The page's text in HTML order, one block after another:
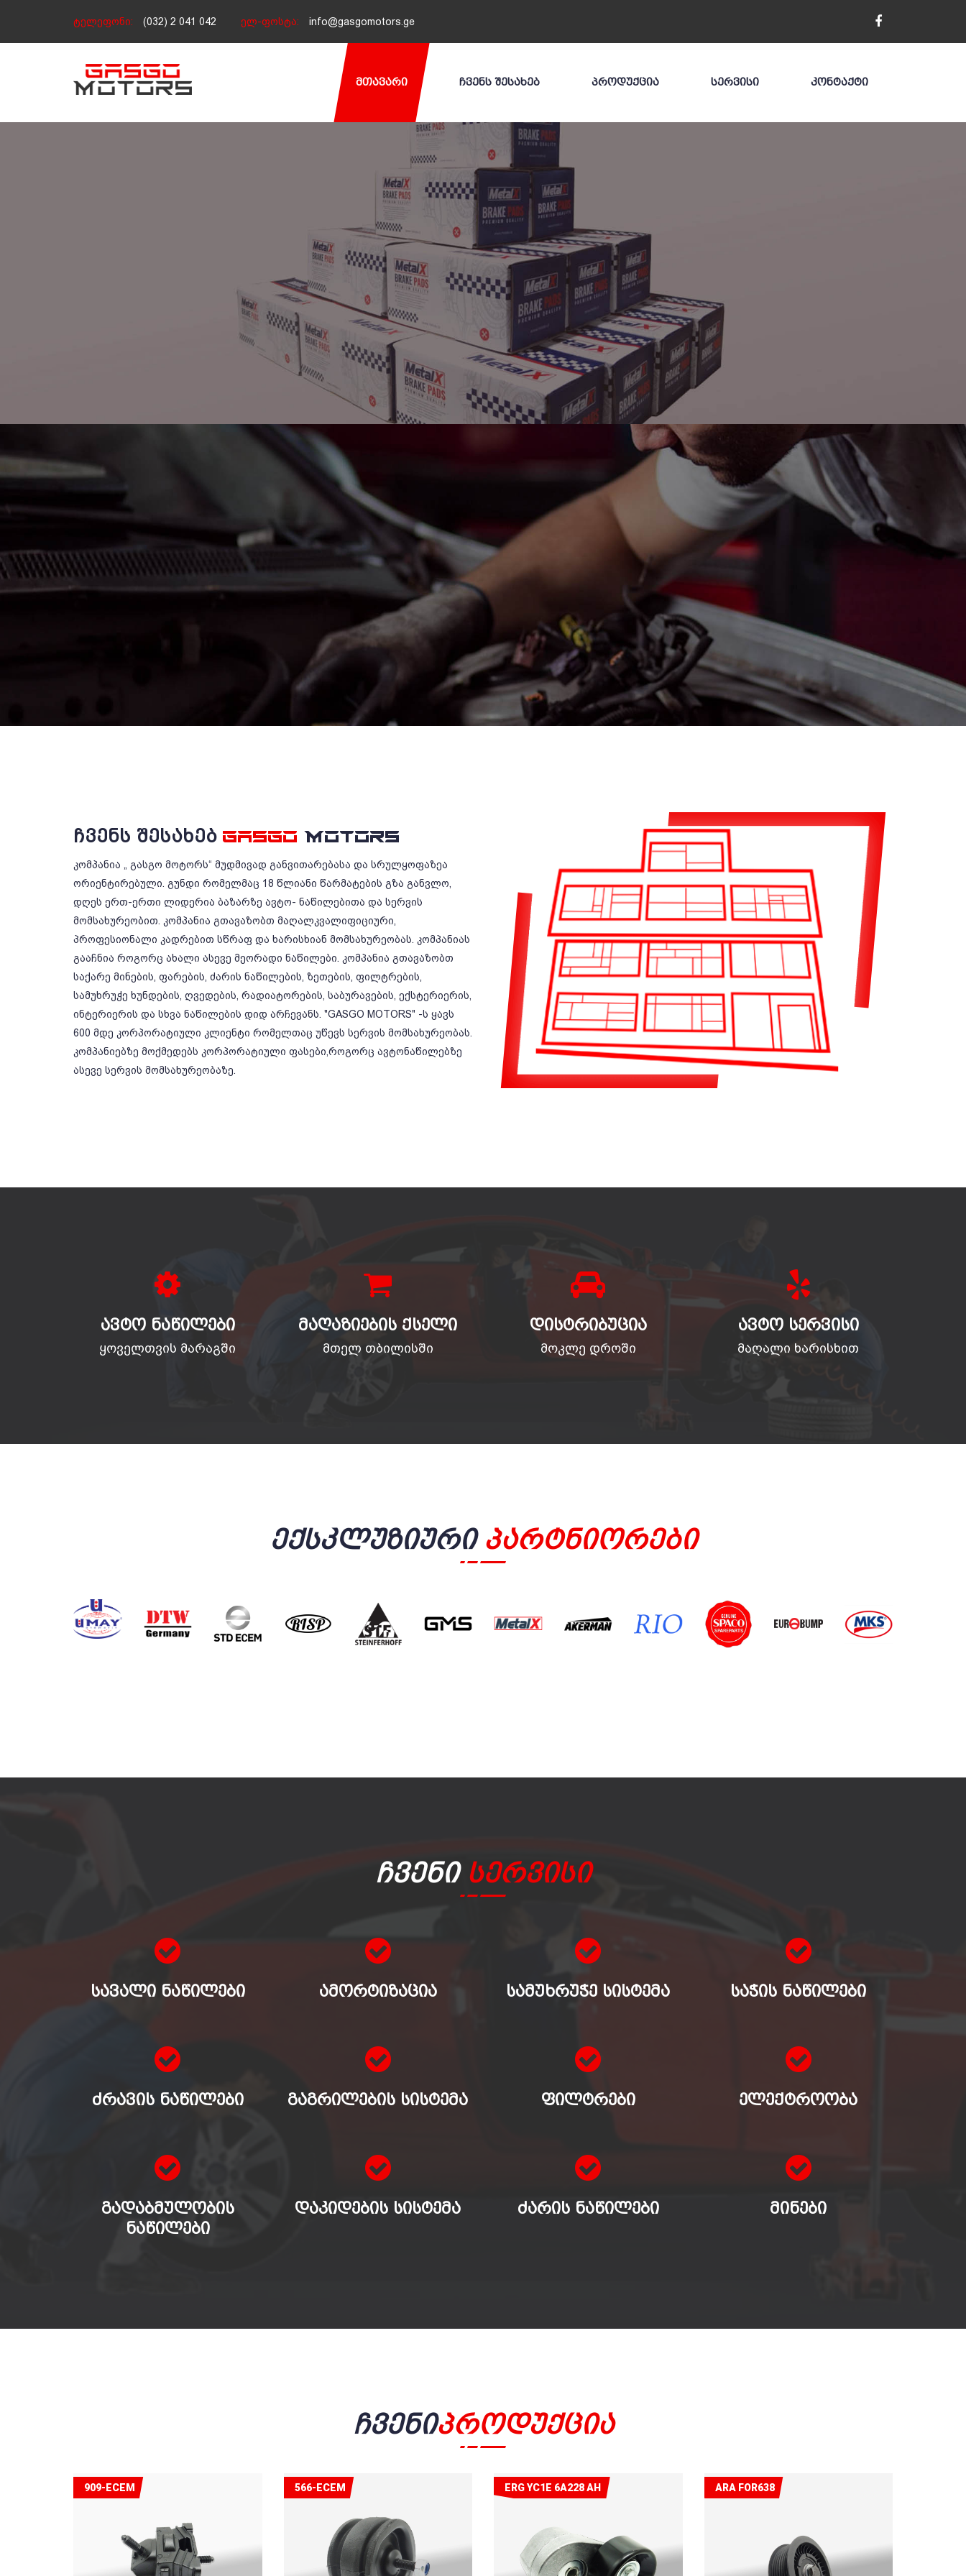
ტელეფონი: (032) 2 041 042 ელ-ფოსტა: info@gasgomotors.ge
ᲛᲗᲐᲕᲐᲠᲘ ᲩᲕᲔᲜᲡ ᲨᲔᲡᲐᲮᲔᲑ ᲞᲠᲝᲓᲣᲥᲪᲘᲐ ᲡᲔᲠᲕᲘᲡᲘ ᲙᲝᲜᲢᲐᲥᲢᲘ
ᲩᲕᲔᲜᲡ ᲨᲔᲡᲐᲮᲔᲑ GASGO MOTORS
კომპანია „ გასგო მოტორს“ მუდმივად განვითარებასა და სრულყოფაზეა
ორიენტირებული. გუნდი რომელმაც 18 წლიანი წარმატების გზა განვლო,
დღეს ერთ-ერთი ლიდერია ბაზარზე ავტო- ნაწილებითა და სერვის
მომსახურეობით. კომპანია გთავაზობთ მაღალკვალიფიციური,
პროფესიონალი კადრებით სწრაფ და ხარისხიან მომსახურეობას. კომპანიას
გააჩნია როგორც ახალი ასევე მეორადი ნაწილები. კომპანია გთავაზობთ
საქარე მინების, ფარების, ძარის ნაწილების, ზეთების, ფილტრების,
სამუხრუჭე ხუნდების, ღვედების, რადიატორების, საბურავების, ექსტერიერის,
ინტერიერის და სხვა ნაწილების დიდ არჩევანს. "GASGO MOTORS" -ს ყავს
600 მდე კორპორატიული კლიენტი რომელთაც უწევს სერვის მომსახურეობას.
კომპანიებზე მოქმედებს კორპორატიული ფასები,როგორც ავტონაწილებზე
ასევე სერვის მომსახურეობაზე.
ᲐᲕᲢᲝ ᲜᲐᲬᲘᲚᲔᲑᲘ
ყოველთვის მარაგში
ᲛᲐᲦᲐᲖᲘᲔᲑᲘᲡ ᲥᲡᲔᲚᲘ
მთელ თბილისში
ᲓᲘᲡᲢᲠᲘᲑᲣᲪᲘᲐ
მოკლე დროში
ᲐᲕᲢᲝ ᲡᲔᲠᲕᲘᲡᲘ
მაღალი ხარისხით
Ექსკლუზიური Პარტნიორები
Ჩვენი Სერვისი
ᲡᲐᲕᲐᲚᲘ ᲜᲐᲬᲘᲚᲔᲑᲘ ᲐᲛᲝᲠᲢᲘᲖᲐᲪᲘᲐ ᲡᲐᲛᲣᲮᲠᲣᲭᲔ ᲡᲘᲡᲢᲔᲛᲐ ᲡᲐᲭᲘᲡ ᲜᲐᲬᲘᲚᲔᲑᲘ
ᲫᲠᲐᲕᲘᲡ ᲜᲐᲬᲘᲚᲔᲑᲘ ᲒᲐᲒᲠᲘᲚᲔᲑᲘᲡ ᲡᲘᲡᲢᲔᲛᲐ ᲤᲘᲚᲢᲠᲔᲑᲘ ᲔᲚᲔᲥᲢᲠᲝᲝᲑᲐ
ᲒᲐᲓᲐᲑᲛᲣᲚᲝᲑᲘᲡ
ᲜᲐᲬᲘᲚᲔᲑᲘ
ᲓᲐᲙᲘᲓᲔᲑᲘᲡ ᲡᲘᲡᲢᲔᲛᲐ ᲫᲐᲠᲘᲡ ᲜᲐᲬᲘᲚᲔᲑᲘ ᲛᲘᲜᲔᲑᲘ
ᲩვენიᲞროდუქცია
909-ECEM 566-ECEM ERG YC1E 6A228 AH ARA FOR638